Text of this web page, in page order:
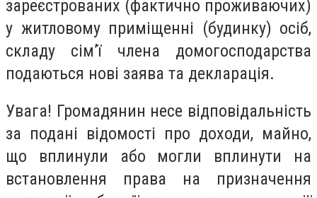
зареєстрованих (фактично проживаючих)
у житловому приміщенні (будинку) осіб,
складу сім’ї члена домогосподарства
подаються нові заява та декларація.
Увага! Громадянин несе відповідальність
за подані відомості про доходи, майно,
що вплинули або могли вплинути на
встановлення права на призначення